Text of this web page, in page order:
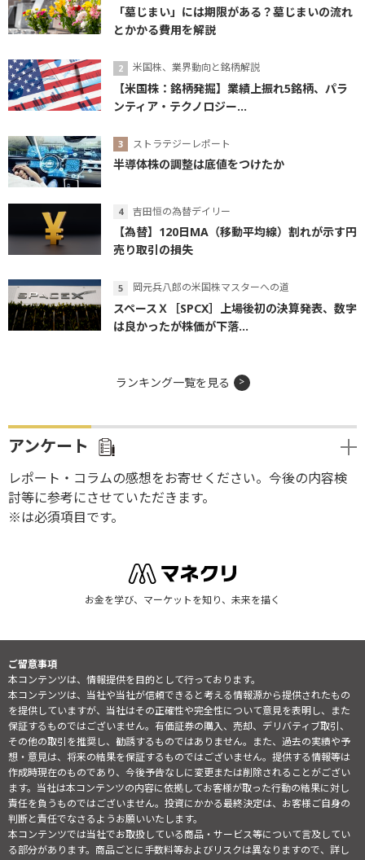
「墓じまい」には期限がある？墓じまいの流れ
とかかる費用を解説
米国株、業界動向と銘柄解説
【米国株：銘柄発掘】業績上振れ5銘柄、パラ
ンティア・テクノロジー...
ストラテジーレポート
半導体株の調整は底値をつけたか
吉田恒の為替デイリー
【為替】120日MA（移動平均線）割れが示す円
売り取引の損失
岡元兵八郎の米国株マスターへの道
スペースＸ［SPCX］上場後初の決算発表、数字
は良かったが株価が下落...
ランキング一覧を見る
アンケート
レポート・コラムの感想をお寄せください。今後の内容検
討等に参考にさせていただきます。
※は必須項目です。
お金を学び、マーケットを知り、未来を描く
ご留意事項
本コンテンツは、情報提供を目的として行っております。
本コンテンツは、当社や当社が信頼できると考える情報源から提供されたもの
を提供していますが、当社はその正確性や完全性について意見を表明し、また
保証するものではございません。有価証券の購入、売却、デリバティブ取引、
その他の取引を推奨し、勧誘するものではありません。また、過去の実績や予
想・意見は、将来の結果を保証するものではございません。提供する情報等は
作成時現在のものであり、今後予告なしに変更または削除されることがござい
ます。当社は本コンテンツの内容に依拠してお客様が取った行動の結果に対し
責任を負うものではございません。投資にかかる最終決定は、お客様ご自身の
判断と責任でなさるようお願いいたします。
本コンテンツでは当社でお取扱している商品・サービス等について言及してい
る部分があります。商品ごとに手数料等およびリスクは異なりますので、詳し